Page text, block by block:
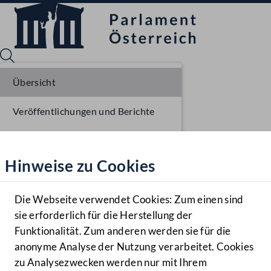
Hilfe
Benutzer
Navigationsmenü öffnen
MENÜ
Hinweise zu Cookies
Die Webseite verwendet Cookies: Zum einen sind
sie erforderlich für die Herstellung der
Funktionalität. Zum anderen werden sie für die
anonyme Analyse der Nutzung verarbeitet. Cookies
zu Analysezwecken werden nur mit Ihrem
Übersicht
Veröffentlichungen und Berichte
Parlamentarisches Verfahren